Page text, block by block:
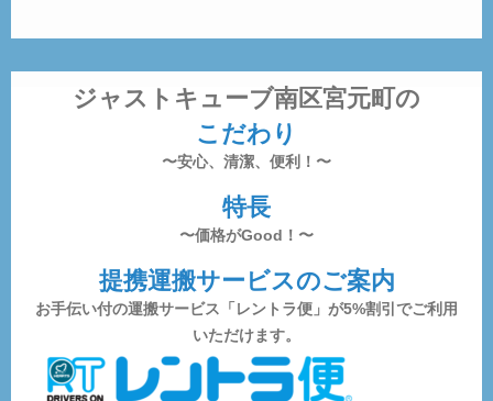
ジャストキューブ南区宮元町の
こだわり
〜安心、清潔、便利！〜
特長
〜価格がGood！〜
提携運搬サービスのご案内
お手伝い付の運搬サービス「レントラ便」が5%割引でご利用
いただけます。